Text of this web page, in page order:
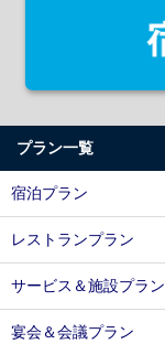
プラン一覧
宿泊プラン
レストランプラン
サービス＆施設プラン
宴会＆会議プラン